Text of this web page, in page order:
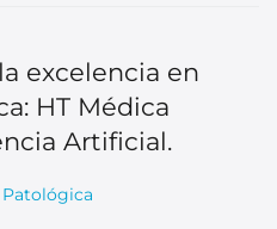
excelencia en
HT Médica
Artificial.